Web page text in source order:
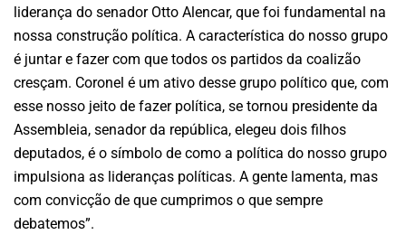
liderança do senador Otto Alencar, que foi fundamental na
nossa construção política. A característica do nosso grupo
é juntar e fazer com que todos os partidos da coalizão
cresçam. Coronel é um ativo desse grupo político que, com
esse nosso jeito de fazer política, se tornou presidente da
Assembleia, senador da república, elegeu dois filhos
deputados, é o símbolo de como a política do nosso grupo
impulsiona as lideranças políticas. A gente lamenta, mas
com convicção de que cumprimos o que sempre
debatemos”.